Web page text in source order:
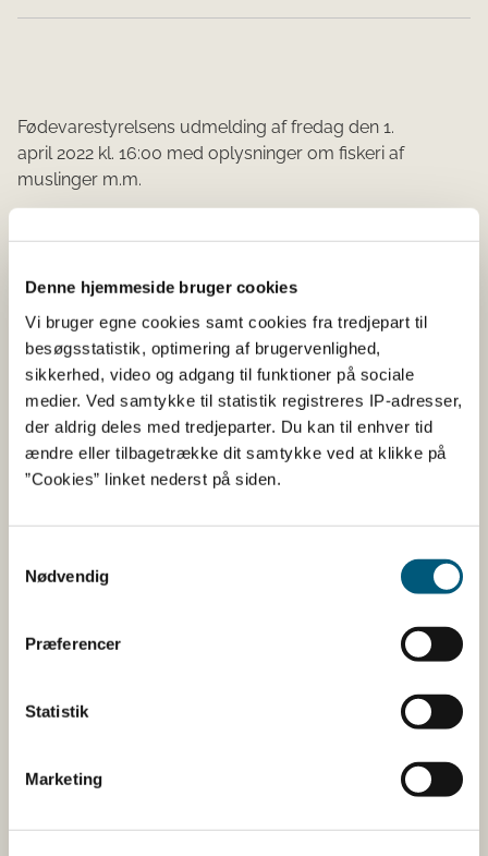
Denne hjemmeside bruger cookies
Vi bruger egne cookies samt cookies fra tredjepart til
besøgsstatistik, optimering af brugervenlighed,
sikkerhed, video og adgang til funktioner på sociale
medier. Ved samtykke til statistik registreres IP-adresser,
der aldrig deles med tredjeparter. Du kan til enhver tid
ændre eller tilbagetrække dit samtykke ved at klikke på
”Cookies” linket nederst på siden.
Nødvendig
Præferencer
Statistik
Marketing
Fødevarestyrelsens udmelding af fredag den 1.
april 2022 kl. 16​:00 med oplysninger om fiskeri af
muslinger m.m.
Udmelding nr. 13/01 gælder for:
Limfjorden Vest, Limfjorden Øst og Mariager Fjord,
Kattegat Nord, Jyllands østkyst syd for Djursland og
Fyn, Kattegat syd - Samsø bælt, Nord- og
Vestsjælland, Vadehavet/Nordsøen og Jyllands
vestkyst, Vestlige Østersø, Sydsjælland, Øresund, samt
Kattegat syd i perioden fra og med søndag den 2.
april 2022 til og med lørdag den 9. april 2022.
Undersøgelse for algegifte.
Prøver udtaget i perioden fra og med d. 1. april 2022 og
frem til og med d. 30. september 2022 skal både i
åbnings- og vedligeholdelsesprøverne undersøges
for alle 3 algetoksingrupper (PSP, lipofile toksiner og
Meddelelser fra Fiskeristyrelsen
Ingen